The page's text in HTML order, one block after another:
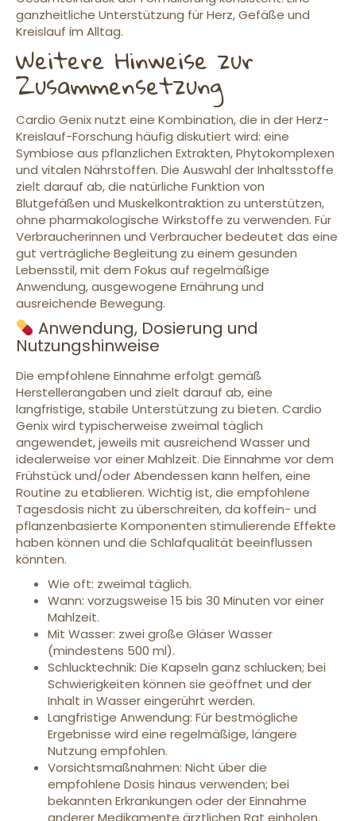
ganzheitliche Unterstützung für Herz, Gefäße und
Kreislauf im Alltag.
Weitere Hinweise zur
Zusammensetzung
Cardio Genix nutzt eine Kombination, die in der Herz-
Kreislauf-Forschung häufig diskutiert wird: eine
Symbiose aus pflanzlichen Extrakten, Phytokomplexen
und vitalen Nährstoffen. Die Auswahl der Inhaltsstoffe
zielt darauf ab, die natürliche Funktion von
Blutgefäßen und Muskelkontraktion zu unterstützen,
ohne pharmakologische Wirkstoffe zu verwenden. Für
Verbraucherinnen und Verbraucher bedeutet das eine
gut verträgliche Begleitung zu einem gesunden
Lebensstil, mit dem Fokus auf regelmäßige
Anwendung, ausgewogene Ernährung und
ausreichende Bewegung.
Anwendung, Dosierung und
Nutzungshinweise
Die empfohlene Einnahme erfolgt gemäß
Herstellerangaben und zielt darauf ab, eine
langfristige, stabile Unterstützung zu bieten. Cardio
Genix wird typischerweise zweimal täglich
angewendet, jeweils mit ausreichend Wasser und
idealerweise vor einer Mahlzeit. Die Einnahme vor dem
Frühstück und/oder Abendessen kann helfen, eine
Routine zu etablieren. Wichtig ist, die empfohlene
Tagesdosis nicht zu überschreiten, da koffein- und
pflanzenbasierte Komponenten stimulierende Effekte
haben können und die Schlafqualität beeinflussen
könnten.
Wie oft: zweimal täglich.
Wann: vorzugsweise 15 bis 30 Minuten vor einer
Mahlzeit.
Mit Wasser: zwei große Gläser Wasser
(mindestens 500 ml).
Schlucktechnik: Die Kapseln ganz schlucken; bei
Schwierigkeiten können sie geöffnet und der
Inhalt in Wasser eingerührt werden.
Langfristige Anwendung: Für bestmögliche
Ergebnisse wird eine regelmäßige, längere
Nutzung empfohlen.
Vorsichtsmaßnahmen: Nicht über die
empfohlene Dosis hinaus verwenden; bei
bekannten Erkrankungen oder der Einnahme
anderer Medikamente ärztlichen Rat einholen.